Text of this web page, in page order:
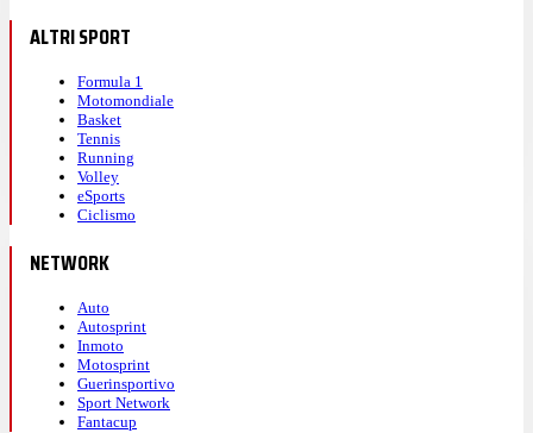
ALTRI SPORT
Formula 1
Motomondiale
Basket
Tennis
Running
Volley
eSports
Ciclismo
NETWORK
Auto
Autosprint
Inmoto
Motosprint
Guerinsportivo
Sport Network
Fantacup